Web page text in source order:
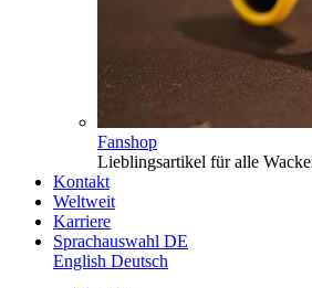
Fanshop
Lieblingsartikel für alle
Kontakt
Weltweit
Karriere
Sprachauswahl DE
English Deutsch